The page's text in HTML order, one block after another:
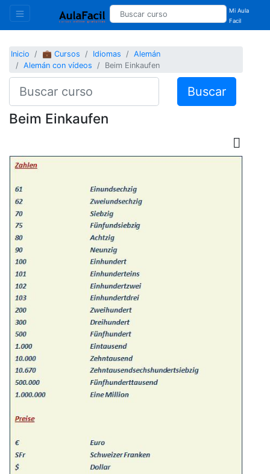
Mi Aula
Facil
Inicio 💼 Cursos Idiomas
Alemán
Alemán con vídeos
Beim Einkaufen
Buscar
Beim Einkaufen